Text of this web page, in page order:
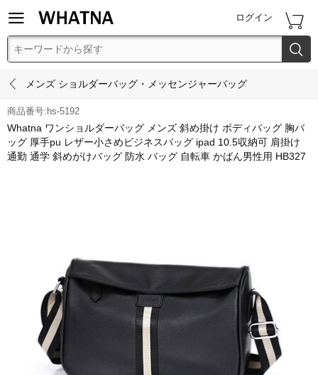
 ログイン 

 メンズ ショルダーバッグ・メッセンジャーバッグ
商品番号:hs-5192
Whatna ワンショルダーバッグ メンズ 斜め掛け ボディバッグ 胸バ
ッグ 厚手pu レザー小さめビジネスバッグ ipad 10.5収納可 肩掛け
通勤 通学 斜めがけバッグ 防水 バッグ 自転車 かばん男性用 HB327